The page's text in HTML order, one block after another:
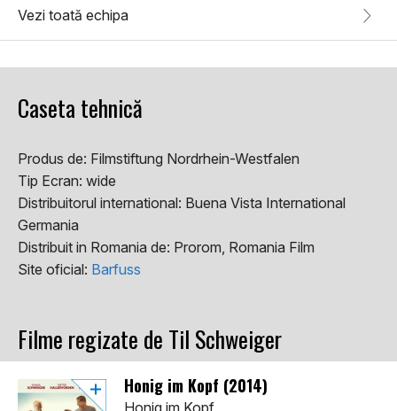
Vezi toată echipa
Caseta tehnică
Produs de: Filmstiftung Nordrhein-Westfalen
Tip Ecran: wide
Distribuitorul international: Buena Vista International
Germania
Distribuit in Romania de: Prorom, Romania Film
Site oficial: Barfuss
Filme regizate de Til Schweiger
Honig im Kopf (2014)